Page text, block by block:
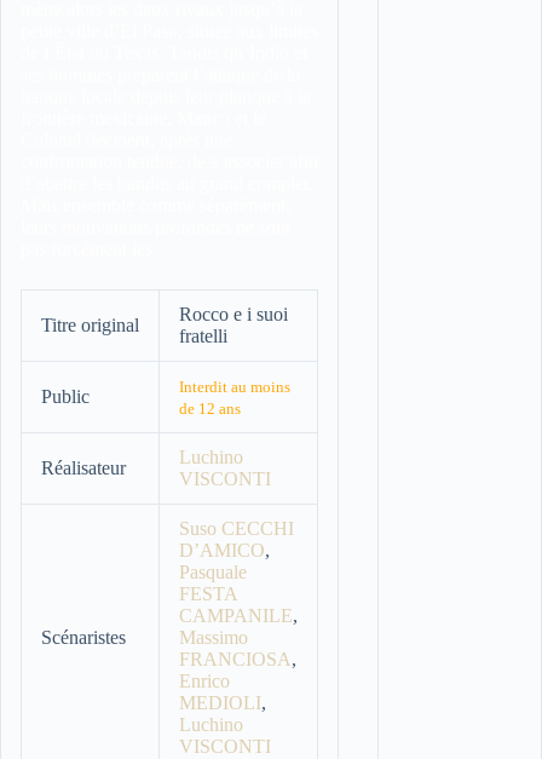
Titre original
Rocco e i suoi
fratelli
Public
Interdit au moins
de 12 ans
Réalisateur
Luchino
VISCONTI
Scénaristes
Suso CECCHI
D’AMICO,
Pasquale
FESTA
CAMPANILE,
Massimo
FRANCIOSA,
Enrico
MEDIOLI,
Luchino
VISCONTI